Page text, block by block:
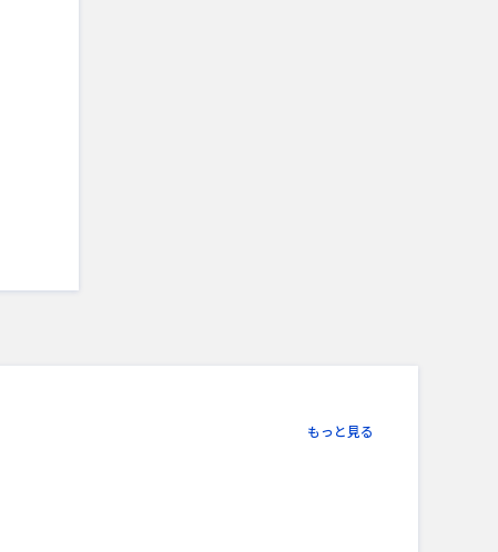
もっと見る